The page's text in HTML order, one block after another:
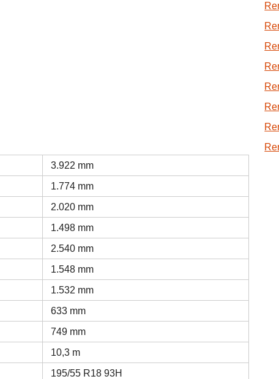
3.922 mm
1.774 mm
2.020 mm
1.498 mm
2.540 mm
1.548 mm
1.532 mm
633 mm
749 mm
10,3 m
195/55 R18 93H